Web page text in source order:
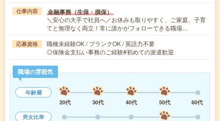
仕事内容 金融事務（生保・損保）
＼安心の大手で社員へ／お休みも取りやすく、ご家庭、子育
てと無理なく両立！常に誰かがフォローできる職場…
応募資格
職種未経験OK / ブランクOK / 英語力不要
◎保険金支払い事務のご経験#初めての派遣歓迎
職場の雰囲気
年齢層
20代
30代 40代 50代
60代
男女比率